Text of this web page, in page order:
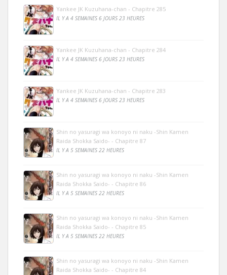
Yankee JK Kuzuhana-chan - Chapitre 285
IL Y A 4 SEMAINES 6 JOURS 23 HEURES
Yankee JK Kuzuhana-chan - Chapitre 284
IL Y A 4 SEMAINES 6 JOURS 23 HEURES
Yankee JK Kuzuhana-chan - Chapitre 283
IL Y A 4 SEMAINES 6 JOURS 23 HEURES
Shin no yasuragi wa konoyo ni naku -Shin Kamen
Raida Shokka Saido- - Chapitre 87
IL Y A 5 SEMAINES 22 HEURES
Shin no yasuragi wa konoyo ni naku -Shin Kamen
Raida Shokka Saido- - Chapitre 86
IL Y A 5 SEMAINES 22 HEURES
Shin no yasuragi wa konoyo ni naku -Shin Kamen
Raida Shokka Saido- - Chapitre 85
IL Y A 5 SEMAINES 22 HEURES
Shin no yasuragi wa konoyo ni naku -Shin Kamen
Raida Shokka Saido- - Chapitre 84